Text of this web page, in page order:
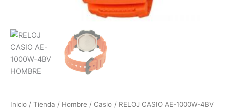
Inicio / Tienda / Hombre / Casio / RELOJ CASIO AE-1000W-4BV